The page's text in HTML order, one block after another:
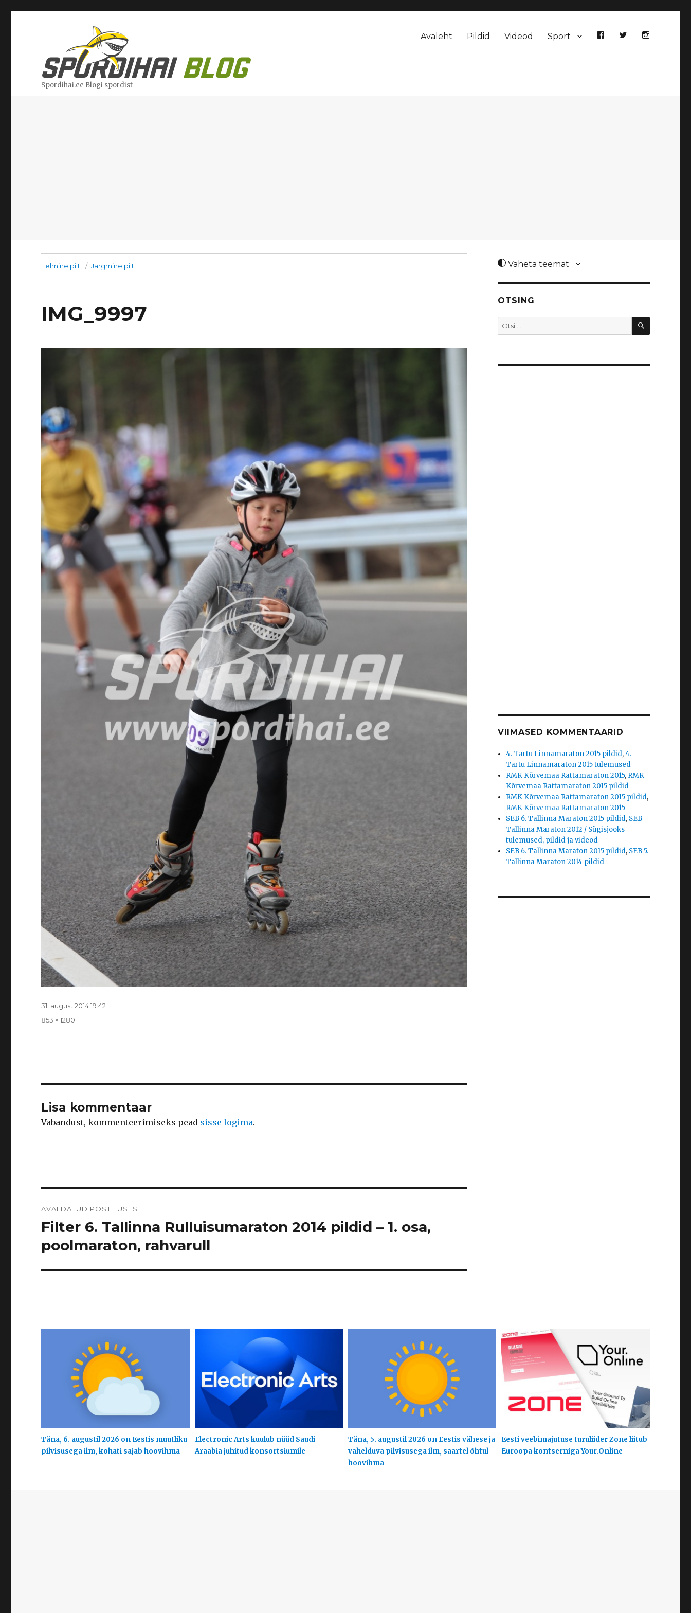
Spordihai.ee Blogi spordist
Avaleht Pildid Videod Sport
Eelmine pilt Järgmine pilt
IMG_9997
Postitatud
31. august 2014 19:42
Täissuurus
853 × 1280
Lisa kommentaar
Vabandust, kommenteerimiseks pead sisse logima.
AVALDATUD POSTITUSES
Filter 6. Tallinna Rulluisumaraton 2014 pildid – 1. osa,
poolmaraton, rahvarull
Vaheta teemat
OTSING
Otsi: OTSI
VIIMASED KOMMENTAARID
4. Tartu Linnamaraton 2015 pildid,4.
Tartu Linnamaraton 2015 tulemused
RMK Kõrvemaa Rattamaraton 2015, RMK
Kõrvemaa Rattamaraton 2015 pildid
RMK Kõrvemaa Rattamaraton 2015 pildid,
RMK Kõrvemaa Rattamaraton 2015
SEB 6. Tallinna Maraton 2015 pildid, SEB
Tallinna Maraton 2012 / Sügisjooks
tulemused, pildid ja videod
SEB 6. Tallinna Maraton 2015 pildid, SEB 5.
Tallinna Maraton 2014 pildid
Täna, 6. augustil 2026 on Eestis muutliku
pilvisusega ilm, kohati sajab hoovihma
Electronic Arts kuulub nüüd Saudi
Araabia juhitud konsortsiumile
Täna, 5. augustil 2026 on Eestis vähese ja
vahelduva pilvisusega ilm, saartel õhtul
hoovihma
Eesti veebimajutuse turuliider Zone liitub
Euroopa kontserniga Your.Online